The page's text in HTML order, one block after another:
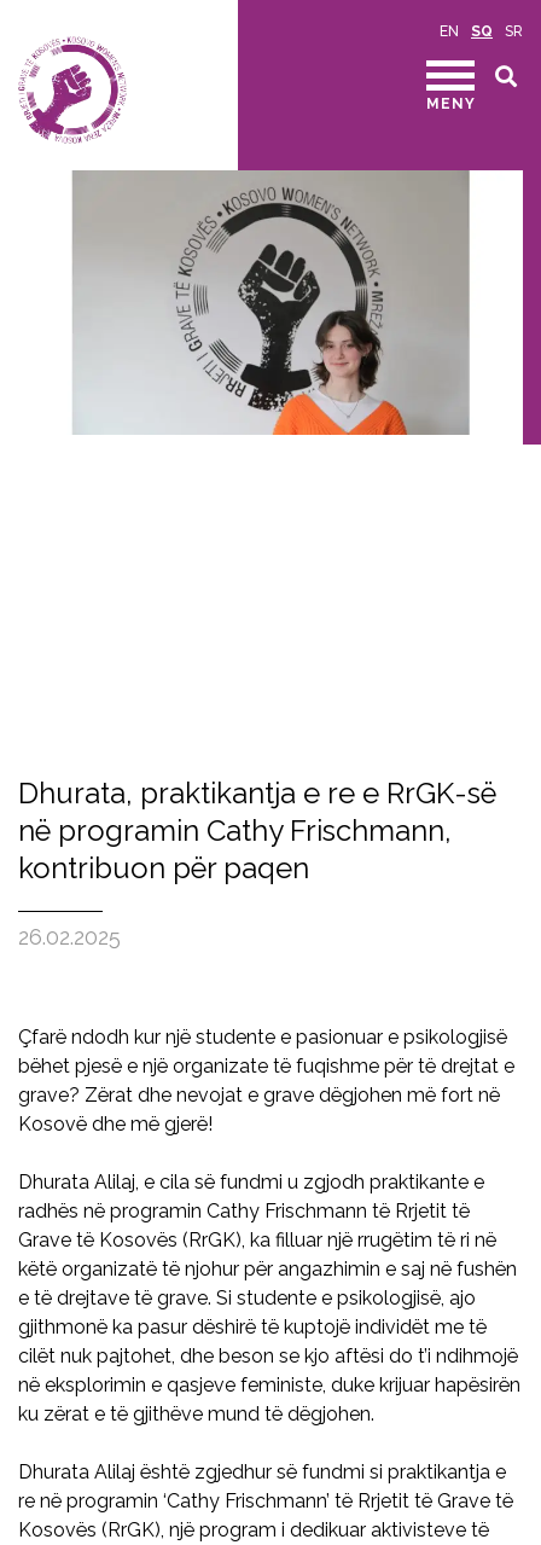
EN SQ SR
MENY
Dhurata, praktikantja e re e RrGK-së
në programin Cathy Frischmann,
kontribuon për paqen
26.02.2025
Çfarë ndodh kur një studente e pasionuar e psikologjisë
bëhet pjesë e një organizate të fuqishme për të drejtat e
grave? Zërat dhe nevojat e grave dëgjohen më fort në
Kosovë dhe më gjerë!
Dhurata Alilaj, e cila së fundmi u zgjodh praktikante e
radhës në programin Cathy Frischmann të Rrjetit të
Grave të Kosovës (RrGK), ka filluar një rrugëtim të ri në
këtë organizatë të njohur për angazhimin e saj në fushën
e të drejtave të grave. Si studente e psikologjisë, ajo
gjithmonë ka pasur dëshirë të kuptojë individët me të
cilët nuk pajtohet, dhe beson se kjo aftësi do t’i ndihmojë
në eksplorimin e qasjeve feministe, duke krijuar hapësirën
ku zërat e të gjithëve mund të dëgjohen.
Dhurata Alilaj është zgjedhur së fundmi si praktikantja e
re në programin ‘Cathy Frischmann’ të Rrjetit të Grave të
Kosovës (RrGK), një program i dedikuar aktivisteve të